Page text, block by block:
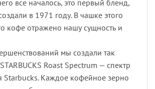
все началось, это первый бленд,
в 1971 году. В чашке этого
кофе отражено нашу сущность и
мы создали так
Roast Spectrum — спектр
Starbucks. Каждое кофейное зерно